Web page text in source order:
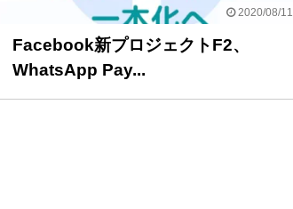
2020/08/11
Facebook新プロジェクトF2、
WhatsApp Pay...